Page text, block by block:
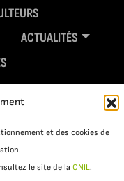
et des cookies de
le site de la CNIL.
ACTUALITÉS